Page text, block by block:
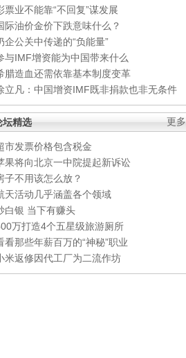
票业不能靠“不回复”谋发展
际油价金价下跌意味什么？
企公关中传递的“负能量”
与IMF增资能为中国带来什么
腊造血还需依靠基本制度变革
立凡：中国增资IMF既非捐款也非无条件
更多
坛精选
市发票价格包含税金
果将向北京一中院提起新诉讼
子不用该怎么放？
天活动几乎涵盖各个领域
白银 当下有赚头
万打造4个五星级旅游厕所
看那些年薪百万的“神秘”职业
米返修因代工厂为二流作坊